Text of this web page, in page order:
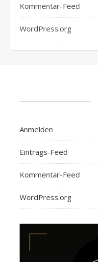
Kommentar-Feed
WordPress.org
Anmelden
Eintrags-Feed
Kommentar-Feed
WordPress.org